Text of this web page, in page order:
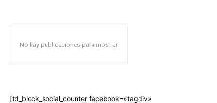
No hay publicaciones para mostrar
[td_block_social_counter facebook=»tagdiv»